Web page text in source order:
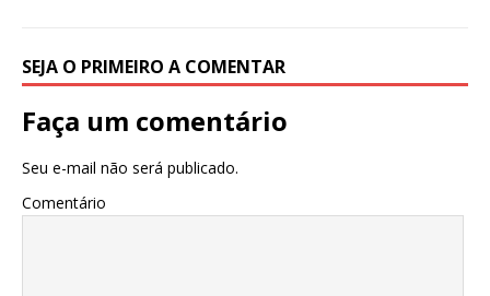
SEJA O PRIMEIRO A COMENTAR
Faça um comentário
Seu e-mail não será publicado.
Comentário